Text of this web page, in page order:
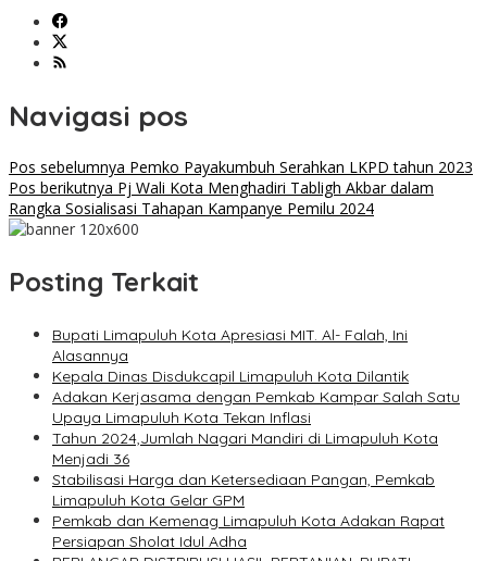
Navigasi pos
Pos sebelumnya Pemko Payakumbuh Serahkan LKPD tahun 2023
Pos berikutnya Pj Wali Kota Menghadiri Tabligh Akbar dalam
Rangka Sosialisasi Tahapan Kampanye Pemilu 2024
Posting Terkait
Bupati Limapuluh Kota Apresiasi MIT. Al- Falah, Ini
Alasannya
Kepala Dinas Disdukcapil Limapuluh Kota Dilantik
Adakan Kerjasama dengan Pemkab Kampar Salah Satu
Upaya Limapuluh Kota Tekan Inflasi
Tahun 2024,Jumlah Nagari Mandiri di Limapuluh Kota
Menjadi 36
Stabilisasi Harga dan Ketersediaan Pangan, Pemkab
Limapuluh Kota Gelar GPM
Pemkab dan Kemenag Limapuluh Kota Adakan Rapat
Persiapan Sholat Idul Adha